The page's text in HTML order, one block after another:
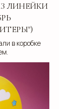
ЛИНЕЙКИ
в коробке